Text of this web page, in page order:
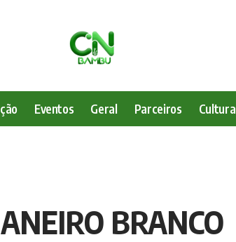
Eventos Geral Parceiros Cultura
BRANCO